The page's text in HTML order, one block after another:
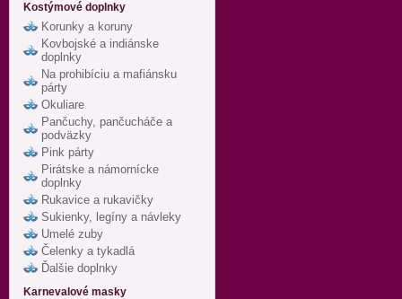
Kostýmové doplnky
Korunky a koruny
Kovbojské a indiánske
doplnky
Na prohibíciu a mafiánsku
párty
Okuliare
Pančuchy, pančucháče a
podväzky
Pink párty
Pirátske a námornícke
doplnky
Rukavice a rukavičky
Sukienky, legíny a návleky
Umelé zuby
Čelenky a tykadlá
Ďalšie doplnky
Karnevalové masky